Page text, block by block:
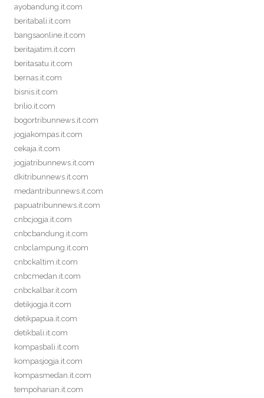
ayobandung.it.com
beritabali.it.com
bangsaonline.it.com
beritajatim.it.com
beritasatu.it.com
bernas.it.com
bisnis.it.com
brilio.it.com
bogortribunnews.it.com
jogjakompas.it.com
cekaja.it.com
jogjatribunnews.it.com
dkitribunnews.it.com
medantribunnews.it.com
papuatribunnews.it.com
cnbcjogja.it.com
cnbcbandung.it.com
cnbclampung.it.com
cnbckaltim.it.com
cnbcmedan.it.com
cnbckalbar.it.com
detikjogja.it.com
detikpapua.it.com
detikbali.it.com
kompasbali.it.com
kompasjogja.it.com
kompasmedan.it.com
tempoharian.it.com